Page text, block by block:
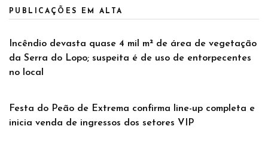
PUBLICAÇÕES EM ALTA
Incêndio devasta quase 4 mil m² de área de vegetação
da Serra do Lopo; suspeita é de uso de entorpecentes
no local
Festa do Peão de Extrema confirma line-up completa e
inicia venda de ingressos dos setores VIP